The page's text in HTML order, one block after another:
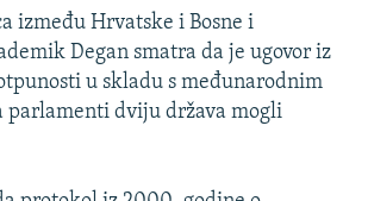
U BIH 2024.
između Hrvatske i Bosne i
Degan smatra da je ugovor iz
u skladu s međunarodnim
parlamenti dviju država mogli